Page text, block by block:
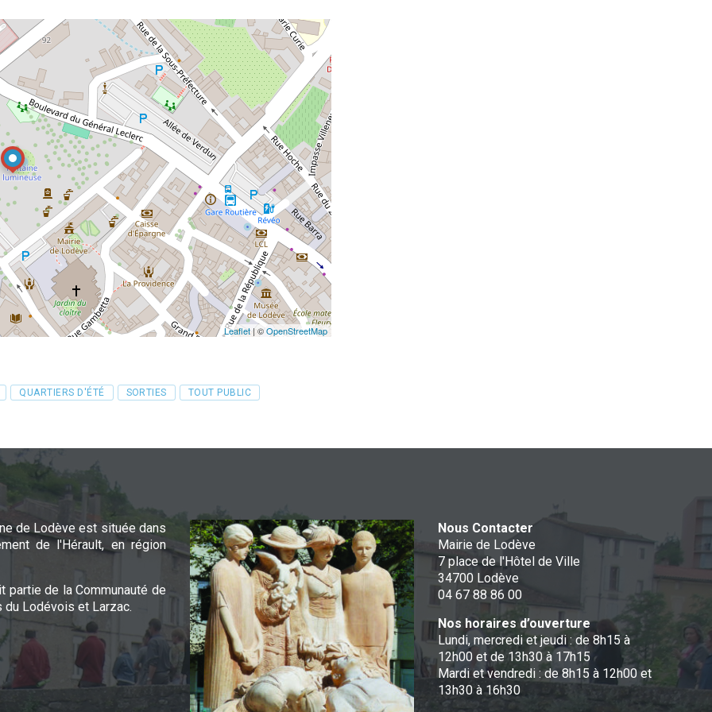
Leaflet | ©OpenStreetMap
QUARTIERS D'ÉTÉ SORTIES TOUT PUBLIC
de Lodève est située dans
de l'Hérault, en région
partie de la Communauté de
du Lodévois et Larzac.
Nous Contacter
Mairie de Lodève
7 place de l'Hôtel de Ville
34700 Lodève
04 67 88 86 00
Nos horaires d’ouverture
Lundi, mercredi et jeudi : de 8h15 à
12h00 et de 13h30 à 17h15
Mardi et vendredi : de 8h15 à 12h00 et
13h30 à 16h30